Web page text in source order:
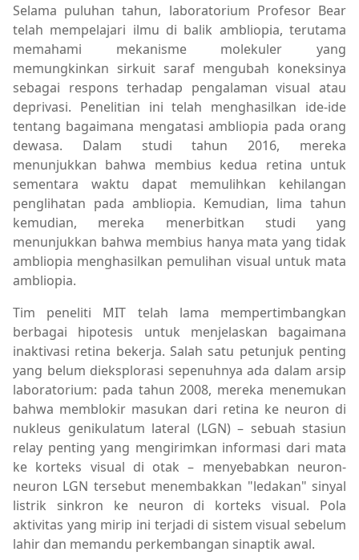
Selama puluhan tahun, laboratorium Profesor Bear
telah mempelajari ilmu di balik ambliopia, terutama
memahami mekanisme molekuler yang
memungkinkan sirkuit saraf mengubah koneksinya
sebagai respons terhadap pengalaman visual atau
deprivasi. Penelitian ini telah menghasilkan ide-ide
tentang bagaimana mengatasi ambliopia pada orang
dewasa. Dalam studi tahun 2016, mereka
menunjukkan bahwa membius kedua retina untuk
sementara waktu dapat memulihkan kehilangan
penglihatan pada ambliopia. Kemudian, lima tahun
kemudian, mereka menerbitkan studi yang
menunjukkan bahwa membius hanya mata yang tidak
ambliopia menghasilkan pemulihan visual untuk mata
ambliopia.
Tim peneliti MIT telah lama mempertimbangkan
berbagai hipotesis untuk menjelaskan bagaimana
inaktivasi retina bekerja. Salah satu petunjuk penting
yang belum dieksplorasi sepenuhnya ada dalam arsip
laboratorium: pada tahun 2008, mereka menemukan
bahwa memblokir masukan dari retina ke neuron di
nukleus genikulatum lateral (LGN) – sebuah stasiun
relay penting yang mengirimkan informasi dari mata
ke korteks visual di otak – menyebabkan neuron-
neuron LGN tersebut menembakkan "ledakan" sinyal
listrik sinkron ke neuron di korteks visual. Pola
aktivitas yang mirip ini terjadi di sistem visual sebelum
lahir dan memandu perkembangan sinaptik awal.